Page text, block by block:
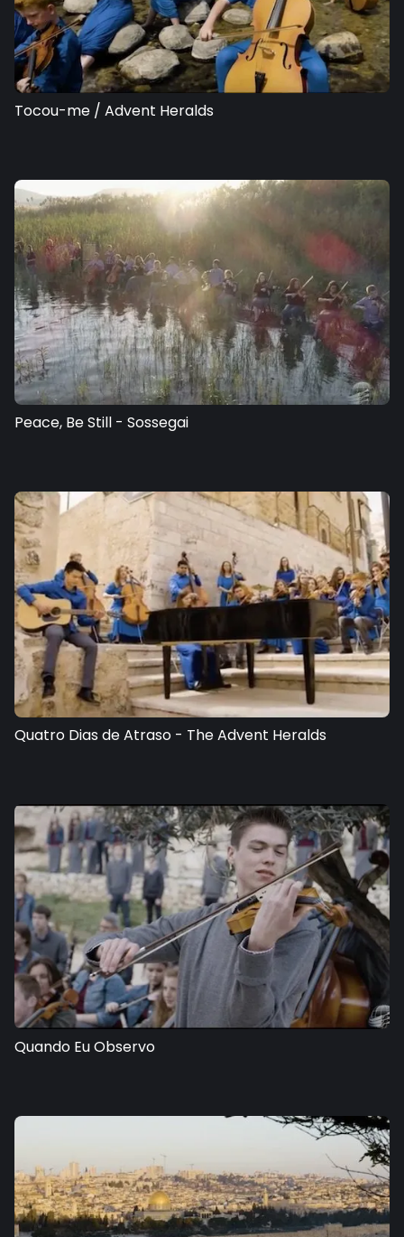
Tocou-me / Advent Heralds
Peace, Be Still - Sossegai
Quatro Dias de Atraso - The Advent Heralds
Quando Eu Observo